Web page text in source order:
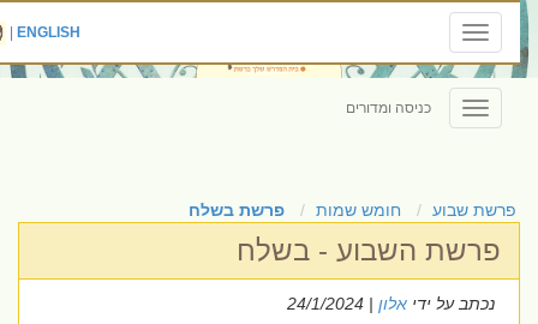
Toggle
navigation
ENGLISH
|
Toggle
navigation
כניסה ומדורים
פרשת שבוע חומש שמות פרשת בשלח
פרשת השבוע - בשלח
נכתב על ידיאלון| 24/1/2024